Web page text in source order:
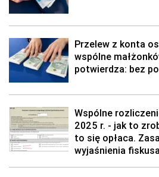
Przelew z konta
wspólne
potwierdza: bez
Wspólne
2025 r. - jak to
to się opłaca.
wyjaśnienia fiskusa